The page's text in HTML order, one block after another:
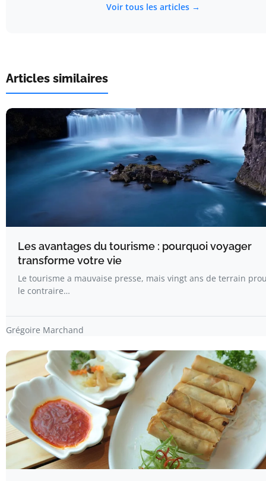
Voir tous les articles →
Articles similaires
Les avantages du tourisme : pourquoi voyager
transforme votre vie
Le tourisme a mauvaise presse, mais vingt ans de terrain
le contraire…
Grégoire Marchand